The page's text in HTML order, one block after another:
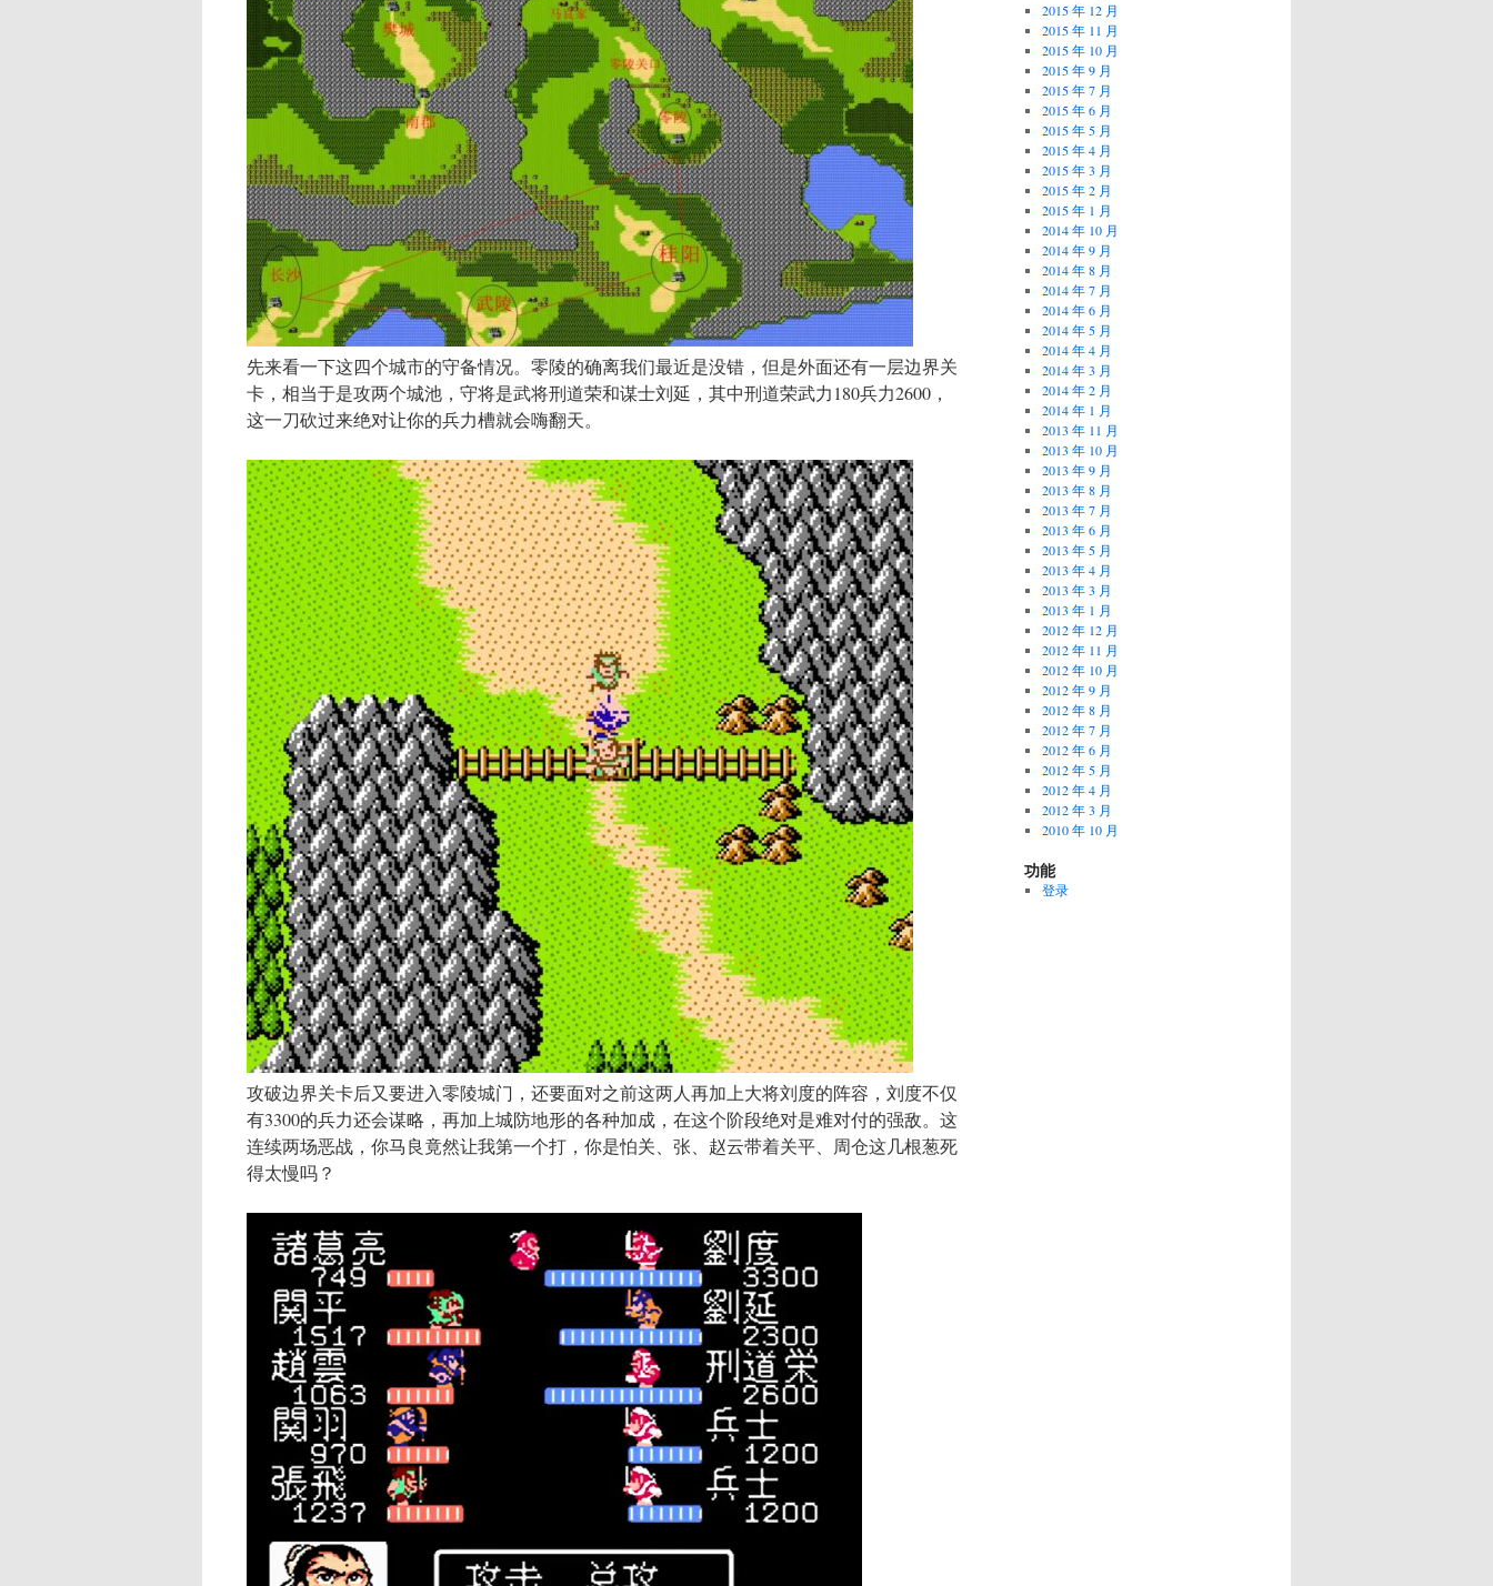
先来看一下这四个城市的守备情况。零陵的确离我们最近是没错，但是外面还有一层边界关
卡，相当于是攻两个城池，守将是武将刑道荣和谋士刘延，其中刑道荣武力180兵力2600，
这一刀砍过来绝对让你的兵力槽就会嗨翻天。
攻破边界关卡后又要进入零陵城门，还要面对之前这两人再加上大将刘度的阵容，刘度不仅
有3300的兵力还会谋略，再加上城防地形的各种加成，在这个阶段绝对是难对付的强敌。这
连续两场恶战，你马良竟然让我第一个打，你是怕关、张、赵云带着关平、周仓这几根葱死
得太慢吗？
2015 年 12 月
2015 年 11 月
2015 年 10 月
2015 年 9 月
2015 年 7 月
2015 年 6 月
2015 年 5 月
2015 年 4 月
2015 年 3 月
2015 年 2 月
2015 年 1 月
2014 年 10 月
2014 年 9 月
2014 年 8 月
2014 年 7 月
2014 年 6 月
2014 年 5 月
2014 年 4 月
2014 年 3 月
2014 年 2 月
2014 年 1 月
2013 年 11 月
2013 年 10 月
2013 年 9 月
2013 年 8 月
2013 年 7 月
2013 年 6 月
2013 年 5 月
2013 年 4 月
2013 年 3 月
2013 年 1 月
2012 年 12 月
2012 年 11 月
2012 年 10 月
2012 年 9 月
2012 年 8 月
2012 年 7 月
2012 年 6 月
2012 年 5 月
2012 年 4 月
2012 年 3 月
2010 年 10 月
功能
登录